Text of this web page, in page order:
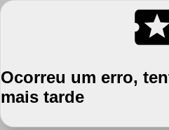
Ocorreu um erro,
mais tarde